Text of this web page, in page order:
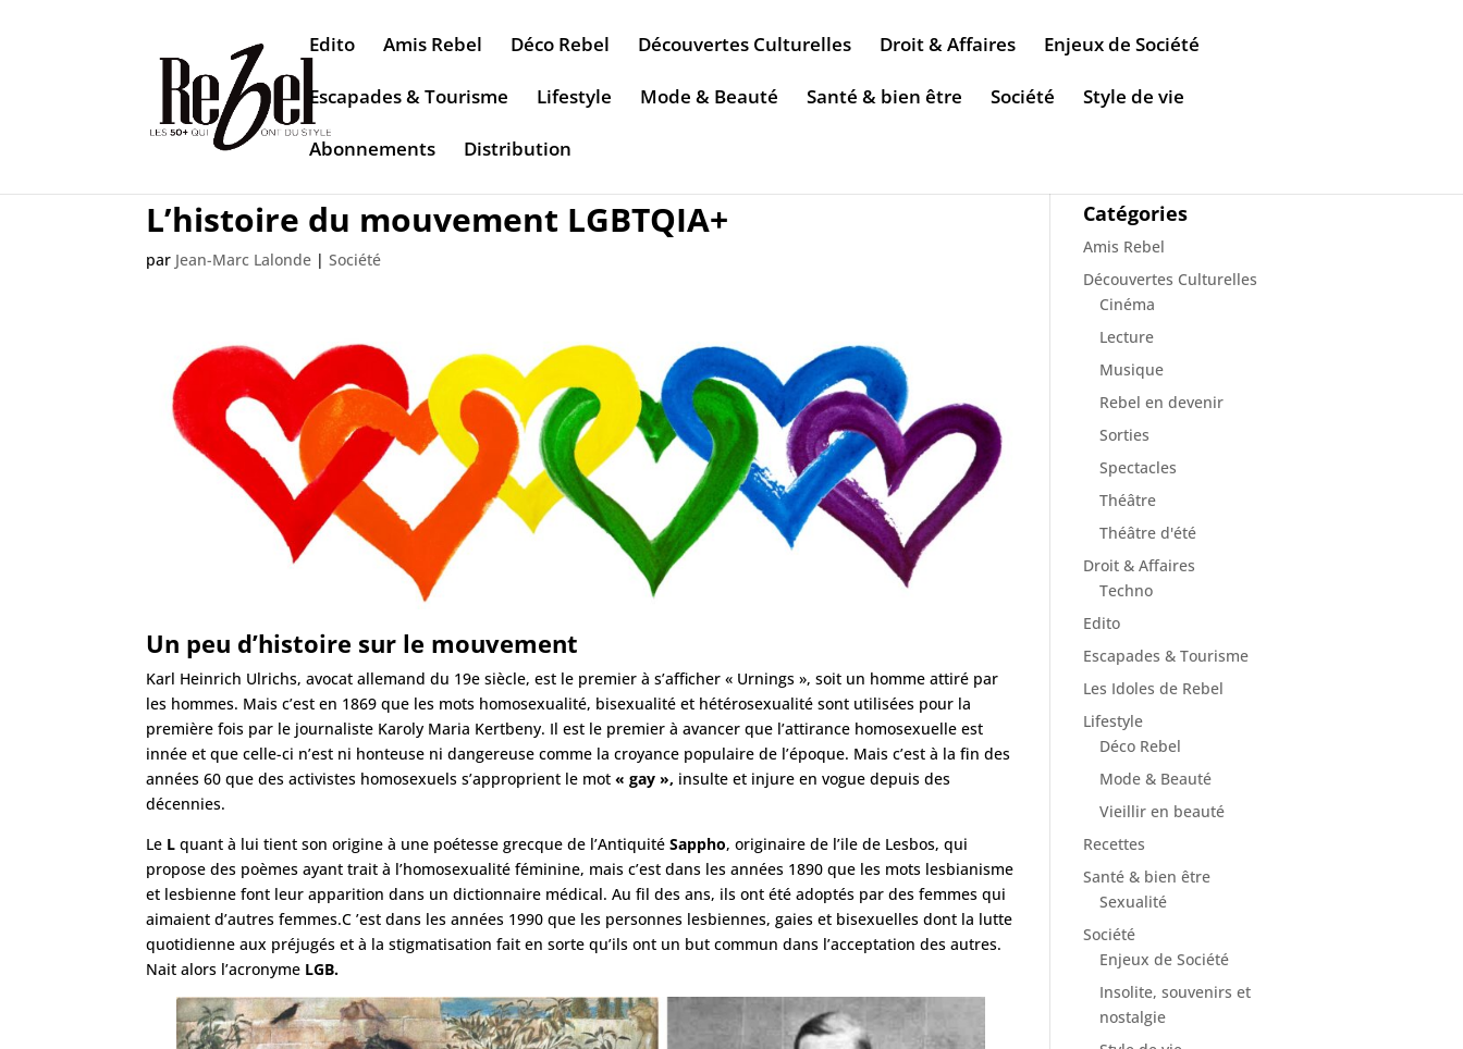
Edito Amis Rebel Déco Rebel Découvertes Culturelles Droit & Affaires Enjeux de Société
Escapades & Tourisme Lifestyle Mode & Beauté Santé & bien être Société Style de vie
Abonnements Distribution
L’histoire du mouvement LGBTQIA+
par Jean-Marc Lalonde |Société
Un peu d’histoire sur le mouvement
Karl Heinrich Ulrichs, avocat allemand du 19e siècle, est le premier à s’afficher « Urnings », soit un homme attiré par
les hommes. Mais c’est en 1869 que les mots homosexualité, bisexualité et hétérosexualité sont utilisées pour la
première fois par le journaliste Karoly Maria Kertbeny. Il est le premier à avancer que l’attirance homosexuelle est
innée et que celle-ci n’est ni honteuse ni dangereuse comme la croyance populaire de l’époque. Mais c’est à la fin des
années 60 que des activistes homosexuels s’approprient le mot« gay », insulte et injure en vogue depuis des
décennies.
Le L quant à lui tient son origine à une poétesse grecque de l’AntiquitéSappho, originaire de l’ile de Lesbos, qui
propose des poèmes ayant trait à l’homosexualité féminine, mais c’est dans les années 1890 que les mots lesbianisme
et lesbienne font leur apparition dans un dictionnaire médical. Au fil des ans, ils ont été adoptés par des femmes qui
aimaient d’autres femmes.C ’est dans les années 1990 que les personnes lesbiennes, gaies et bisexuelles dont la lutte
quotidienne aux préjugés et à la stigmatisation fait en sorte qu’ils ont un but commun dans l’acceptation des autres.
Nait alors l’acronyme LGB.
Catégories
Amis Rebel
Découvertes Culturelles
Cinéma
Lecture
Musique
Rebel en devenir
Sorties
Spectacles
Théâtre
Théâtre d'été
Droit & Affaires
Techno
Edito
Escapades & Tourisme
Les Idoles de Rebel
Lifestyle
Déco Rebel
Mode & Beauté
Vieillir en beauté
Recettes
Santé & bien être
Sexualité
Société
Enjeux de Société
Insolite, souvenirs et
nostalgie